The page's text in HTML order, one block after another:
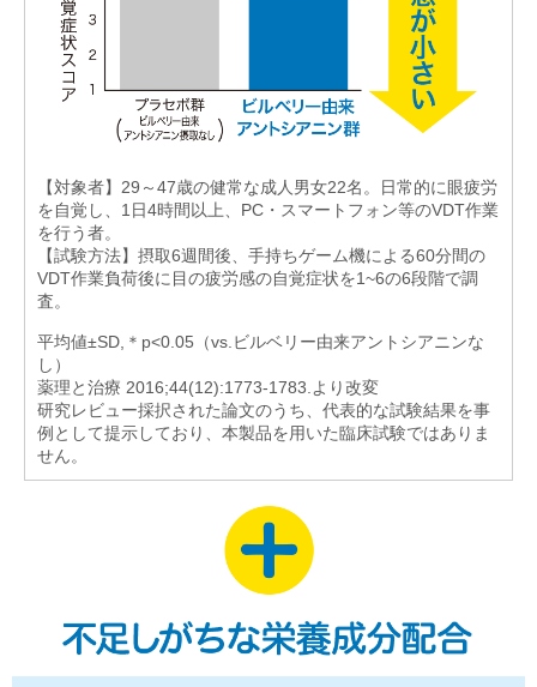
【対象者】29～47歳の健常な成人男女22名。日常的に眼疲労
を自覚し、1日4時間以上、PC・スマートフォン等のVDT作業
を行う者。
【試験方法】摂取6週間後、手持ちゲーム機による60分間の
VDT作業負荷後に目の疲労感の自覚症状を1~6の6段階で調
査。
平均値±SD,＊p<0.05（vs.ビルベリー由来アントシアニンな
し）
薬理と治療 2016;44(12):1773-1783.より改変
研究レビュー採択された論文のうち、代表的な試験結果を事
例として提示しており、本製品を用いた臨床試験ではありま
せん。